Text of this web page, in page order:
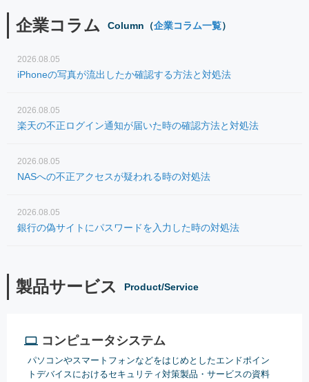
企業コラム Column（企業コラム一覧）
2026.08.05
iPhoneの写真が流出したか確認する方法と対処法
2026.08.05
楽天の不正ログイン通知が届いた時の確認方法と対処法
2026.08.05
NASへの不正アクセスが疑われる時の対処法
2026.08.05
銀行の偽サイトにパスワードを入力した時の対処法
製品サービス Product/Service
コンピュータシステム
パソコンやスマートフォンなどをはじめとしたエンドポイン
トデバイスにおけるセキュリティ対策製品・サービスの資料